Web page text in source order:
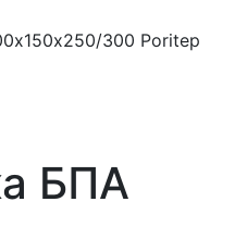
300 Poritep
БПА